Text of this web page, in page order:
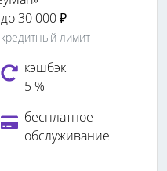
до 30 000 ₽
кредитный лимит
кэшбэк
5 %
бесплатное
обслуживание